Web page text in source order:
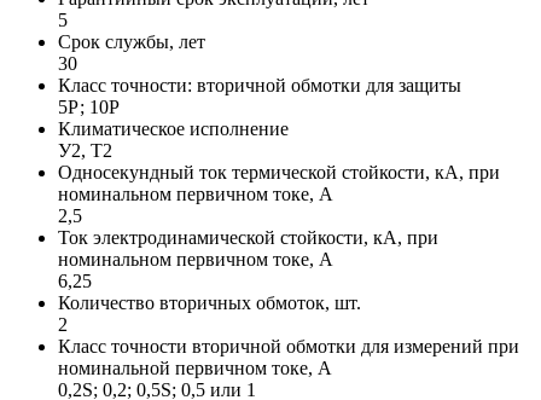
5
Срок службы, лет
30
Класс точности: вторичной обмотки для защиты
5Р; 10Р
Климатическое исполнение
У2, Т2
Односекундный ток термической стойкости, кА, при
номинальном первичном токе, А
2,5
Ток электродинамической стойкости, кА, при
номинальном первичном токе, А
6,25
Количество вторичных обмоток, шт.
2
Класс точности вторичной обмотки для измерений при
номинальной первичном токе, А
0,2S; 0,2; 0,5S; 0,5 или 1